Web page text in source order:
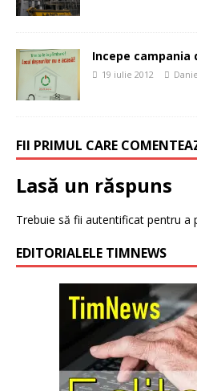
Incepe campania
19 iulie 2012
FII PRIMUL CARE
Lasă un răspuns
Trebuie să fii autentificat pentru a
EDITORIALELE TIMNEWS